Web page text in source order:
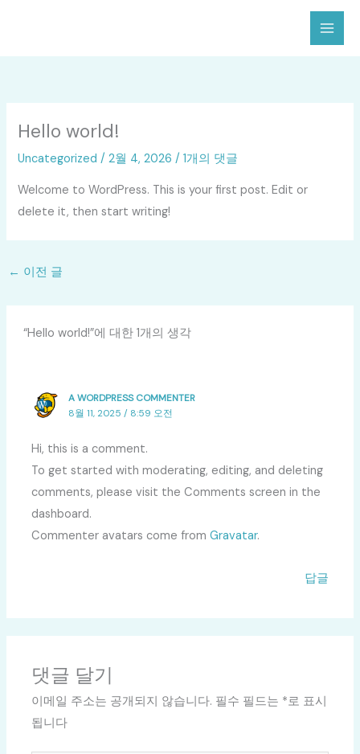
Hello world!
Uncategorized /2월 4, 2026/1개의 댓글
Welcome to WordPress. This is your first post. Edit or
delete it, then start writing!
← 이전 글
“Hello world!”에 대한 1개의 생각
A WORDPRESS COMMENTER
8월 11, 2025 / 8:59 오전
Hi, this is a comment.
To get started with moderating, editing, and deleting
comments, please visit the Comments screen in the
dashboard.
Commenter avatars come fromGravatar.
답글
댓글 달기
이메일 주소는 공개되지 않습니다. 필수 필드는 *로 표시
됩니다